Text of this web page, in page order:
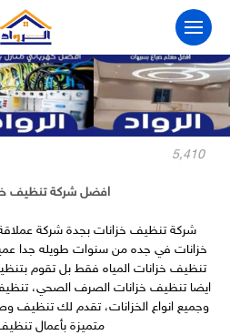
التجاوز
المحتوى
5٬410
افضل شركة تنظيف
شركة تنظيف خزانات بجدة شركة
خزانات في جده من سنوات طويله جدا
تنظيف خزانات المياه فقط بل تقوم
ايضا تنظيف خزانات الصرف الصحي،
وجميع انواع الخزانات، تقدم لك تنظيف
متميزة بأعمال